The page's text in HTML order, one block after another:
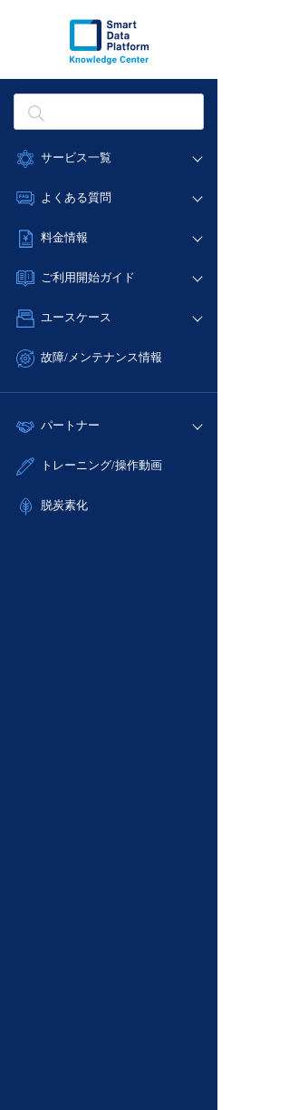
サービス一覧
データ利活用
ネットワーク
IoT
サポート
管理機能
よくある質問
データ利活用
ネットワーク
IoT
サポート
管理機能
すべてのメニューを見る
料金情報
料金シミュレーター
クラウド/サーバー
ネットワーク
サポート
すべてのメニューを見る
ご利用開始ガイド
■ 管理機能
- 初期設定・確認
- ユーザー機能の管理
- APIリファレンス
ユースケース
- バックアップ
- IoT
- ITインフラストラクチャー
故障/メンテナンス情報
サービス稼働状況
故障/メンテナンス履歴
定期メンテナンス
パートナー
販売パートナー向けプログラム
トレーニング/操作動画
脱炭素化